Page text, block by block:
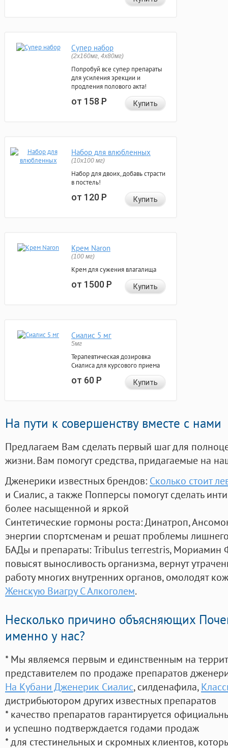
Супер набор
(2х160мг, 4х80мг)
Попробуй все супер препараты
для усиления эрекции и
продления полового акта!
от 158Р Купить
Набор для влюбленных
(10х100 мг)
Набор для двоих, добавь страсти
в постель!
от 120Р Купить
Крем Naron
(100 мг)
Крем для сужения влагалища
от 1500Р Купить
Сиалис 5 мг
5мг
Терапевтическая дозировка
Сиалиса для курсового приема
от 60Р Купить
На пути к совершенству вместе с нами
Предлагаем Вам сделать первый шаг для
жизни. Вам помогут средства, придагаемые на
Дженерики известных брендов: Сколько стоит
и Сиалис, а также Попперсы помогут сделать
более насыщенной и яркой
Синтетические гормоны роста: Динатроп,
энергии спортсменам и решат проблемы
БАДы и препараты:Tribulus terrestris, Мориамин
повысят выносливость организма, вернут
работу многих внутренних органов, омолодят
Женскую Виагру С Алкоголем.
Несколько причино объясняющих
именно у нас?
* Мы являемся первым и единственным на
представителем по продаже препаратов
На Кубани Дженерик Сиалис, силденафила,
дистрибьютором других известных препаратов
* качество препаратов гарантируется
и успешно подтверждается годами продаж
* для стестинельных и скромных клиентов,